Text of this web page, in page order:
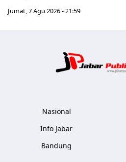
Jumat, 7 Agu 2026 - 21:59
Nasional
Info Jabar
Bandung